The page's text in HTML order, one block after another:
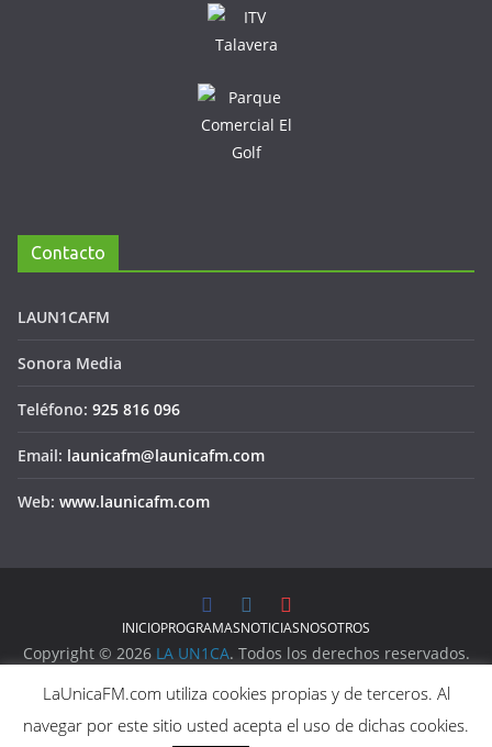
Contacto
LAUN1CAFM
Sonora Media
Teléfono: 925 816 096
Email: launicafm@launicafm.com
Web: www.launicafm.com
INICIOPROGRAMASNOTICIASNOSOTROS
Copyright © 2026 LA UN1CA. Todos los derechos reservados.
Política de Privacidad
Política de Cookies
LaUnicaFM.com utiliza cookies propias y de terceros. Al
navegar por este sitio usted acepta el uso de dichas cookies.